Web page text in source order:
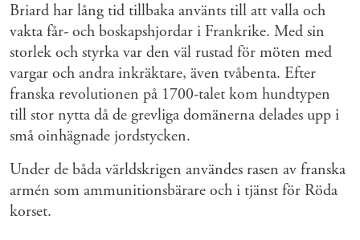
Briard har lång tid tillbaka använts till att valla och
vakta får- och boskapshjordar i Frankrike. Med sin
storlek och styrka var den väl rustad för möten med
vargar och andra inkräktare, även tvåbenta. Efter
franska revolutionen på 1700-talet kom hundtypen
till stor nytta då de grevliga domänerna delades upp i
små oinhägnade jordstycken.
Under de båda världskrigen användes rasen av franska
armén som ammunitionsbärare och i tjänst för Röda
korset.